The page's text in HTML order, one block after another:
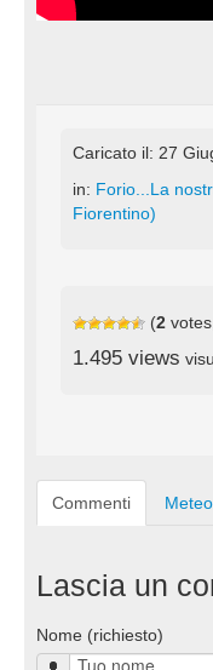
Caricato il: 27
in: Forio...La
Fiorentino)
(2
1.495 views
Commenti Meteo
Lascia un
Nome (richiesto)